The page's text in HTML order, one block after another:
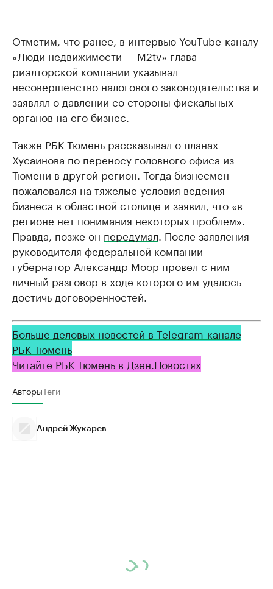
Отметим, что ранее, в интервью YouTube-каналу
«Люди недвижимости — M2tv» глава
риэлторской компании указывал
несовершенство налогового законодательства и
заявлял о давлении со стороны фискальных
органов на его бизнес.
Также РБК Тюмень рассказывал о планах
Хусаинова по переносу головного офиса из
Тюмени в другой регион. Тогда бизнесмен
пожаловался на тяжелые условия ведения
бизнеса в областной столице и заявил, что «в
регионе нет понимания некоторых проблем».
Правда, позже он передумал . После заявления
руководителя федеральной компании
губернатор Александр Моор провел с ним
личный разговор в ходе которого им удалось
достичь договоренностей.
Больше деловых новостей в Telegram-канале
РБК Тюмень
Читайте РБК Тюмень в Дзен.Новостях
АвторыТеги
Андрей Жукарев